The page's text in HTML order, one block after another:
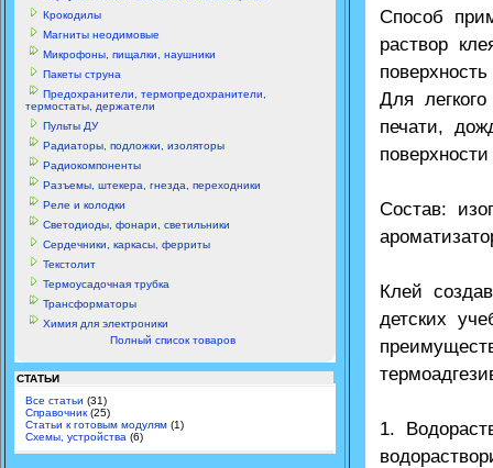
Крокодилы
Магниты неодимовые
Микрофоны, пищалки, наушники
Пакеты струна
Предохранители, термопредохранители,
термостаты, держатели
Пульты ДУ
Радиаторы, подложки, изоляторы
Радиокомпоненты
Разъемы, штекера, гнезда, переходники
Реле и колодки
Светодиоды, фонари, светильники
Сердечники, каркасы, ферриты
Текстолит
Термоусадочная трубка
Трансформаторы
Химия для электроники
Полный список товаров
СТАТЬИ
Все статьи (31)
Справочник (25)
Статьи к готовым модулям (1)
Схемы, устройства (6)
Способ
раствор
Для
печати,
Состав:
Клей
детских
1.